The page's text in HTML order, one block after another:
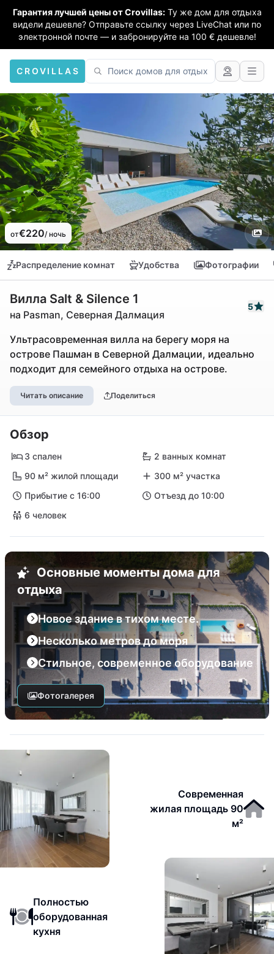
Гарантия лучшей цены от Crovillas: Ту же дом для отдыха
видели дешевле? Отправьте ссылку через LiveChat или по
электронной почте — и забронируйте на 100 € дешевле!
CROVILLAS
от€220/ ночь
Распределение комнат Удобства Фотографии
Вилла Salt & Silence 1
на Pasman, Северная Далмация
5
Ультрасовременная вилла на берегу моря на
острове Пашман в Северной Далмации, идеально
подходит для семейного отдыха на острове.
Читать описание Поделиться
Обзор
3 спален
2 ванных комнат
90 м² жилой площади
300 м² участка
Прибытие с 16:00
Отъезд до 10:00
6 человек
Основные моменты дома для
отдыха
Новое здание в тихом месте.
Несколько метров до моря
Стильное, современное оборудование
Фотогалерея
Современная
жилая площадь 90
м²
Полностью
оборудованная
кухня